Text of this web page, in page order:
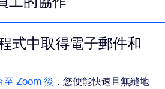
式中取得電子郵件和
至 Zoom 後 ，您便能快速且無縫地